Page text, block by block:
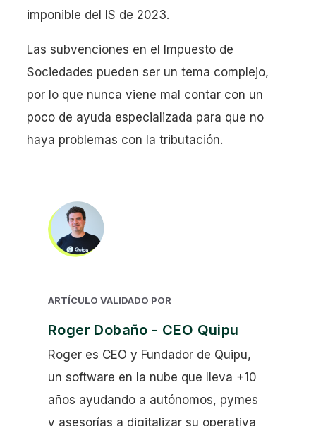
imponible del IS de 2023.
Las subvenciones en el Impuesto de
Sociedades pueden ser un tema complejo,
por lo que nunca viene mal contar con un
poco de ayuda especializada para que no
haya problemas con la tributación.
ARTÍCULO VALIDADO POR
Roger Dobaño - CEO Quipu
Roger es CEO y Fundador de Quipu,
un software en la nube que lleva +10
años ayudando a autónomos, pymes
y asesorías a digitalizar su operativa